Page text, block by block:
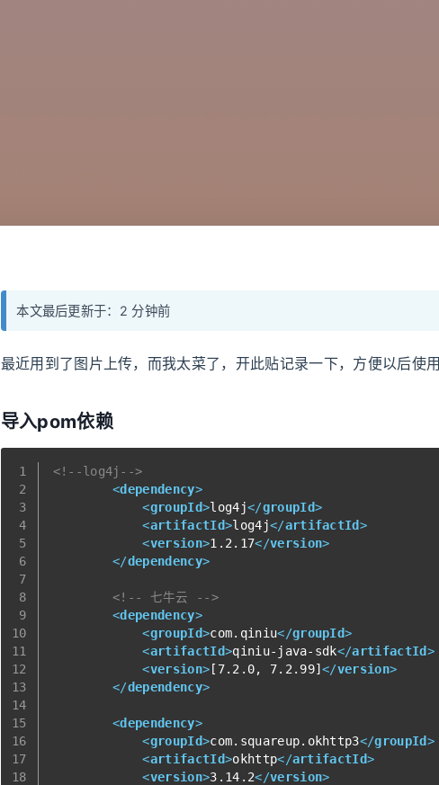
本文最后更新于：2 分钟前
最近用到了图片上传，而我太菜了，开此贴记录一下，方便以后使用
导入pom依赖
1
2
3
4
5
6
7
8
9
10
11
12
13
14
15
16
17
18
<!--log4j-->
<dependency>
<groupId>log4j</groupId>
<artifactId>log4j</artifactId>
<version>1.2.17</version>
</dependency>
<!-- 七牛云 -->
<dependency>
<groupId>com.qiniu</groupId>
<artifactId>qiniu-java-sdk</artifactId>
<version> [7.2.0, 7.2.99]</version>
</dependency>
<dependency>
<groupId>com.squareup.okhttp3</groupId>
<artifactId>okhttp</artifactId>
<version>3.14.2</version>